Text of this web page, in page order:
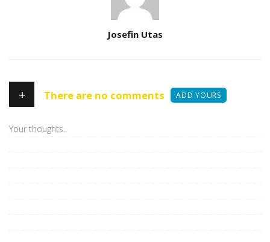
Josefin Utas
+ There are no comments ADD YOURS